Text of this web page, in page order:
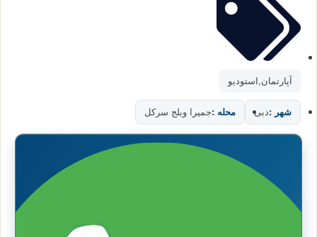
آپارتمان,استودیو
شهر : دبی محله :جمیرا ویلج سرکل